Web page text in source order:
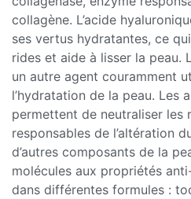
collagène. L’acide
ses vertus hydratantes, ce
rides et aide à lisser la peau.
un autre agent couramment
l’hydratation de la peau. Les
permettent de neutraliser les
responsables de l’altération
d’autres composants de la
molécules aux propriétés
dans différentes formules :